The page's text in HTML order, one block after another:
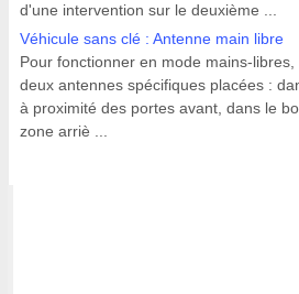
d'une intervention sur le deuxième ...
Véhicule sans clé : Antenne main libre
Pour fonctionner en mode mains-
deux antennes spécifiques placées :
à proximité des portes avant, dans le
zone arriè ...